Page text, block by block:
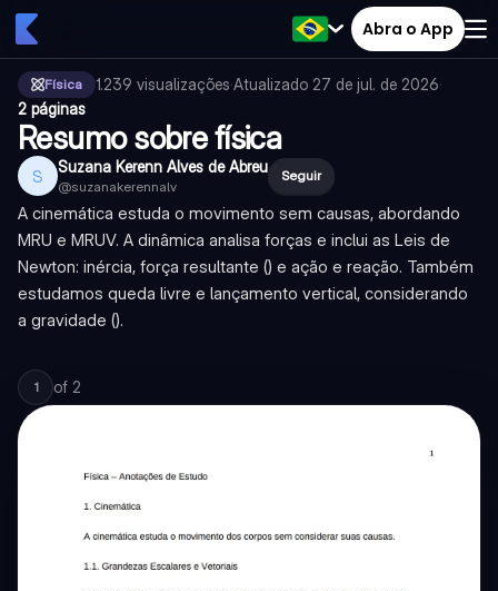
Abra o App
Física 1.239 visualizações·Atualizado 27 de jul. de 2026·
2 páginas
Resumo sobre física
S Suzana Kerenn Alves de Abreu
@suzanakerennalv
Seguir
A cinemática estuda o movimento sem causas, abordando
MRU e MRUV. A dinâmica analisa forças e inclui as Leis de
Newton: inércia, força resultante () e ação e reação. Também
estudamos queda livre e lançamento vertical, considerando
a gravidade ().
1 of 2